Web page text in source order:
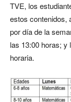
TVE, los
estos contenidos,
por día de la
las 13:00 horas; y
horaria.